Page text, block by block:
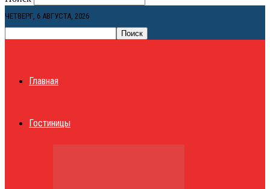
ЧЕТВЕРГ, 6 АВГУСТА, 2026
Главная
Гостиницы